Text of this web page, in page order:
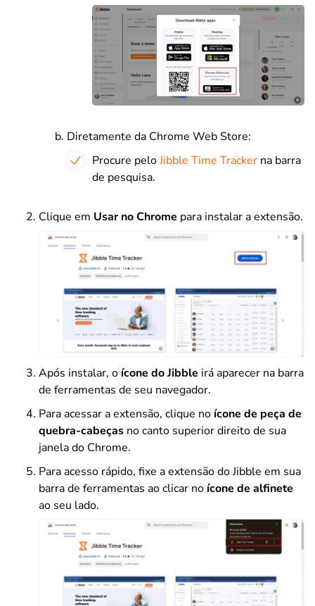
Diretamente da Chrome Web Store:
Procure peloJibble Time Tracker na barra
de pesquisa.
Clique em Usar no Chrome para instalar a extensão.
Após instalar, o ícone do Jibble irá aparecer na barra
de ferramentas de seu navegador.
Para acessar a extensão, clique no ícone de peça de
quebra-cabeças no canto superior direito de sua
janela do Chrome.
Para acesso rápido, fixe a extensão do Jibble em sua
barra de ferramentas ao clicar no ícone de alfinete
ao seu lado.